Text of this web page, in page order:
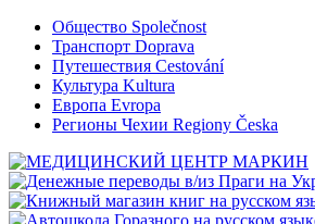
Общество Společnost
Транспорт Doprava
Путешествия Cestování
Культура Kultura
Европа Evropa
Регионы Чехии Regiony Česka